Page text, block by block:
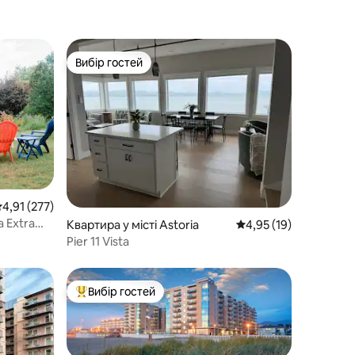
оцінка: 4,91 з 5, відгуки: 277
4,91 (277)
Extra
Вибір гостей
Вибір гостей
Квартира у місті Astoria Середня оцінка: 4,95
4,95 (19)
Pier 11 Vista
Топ вибір гостей
Вибір гостей